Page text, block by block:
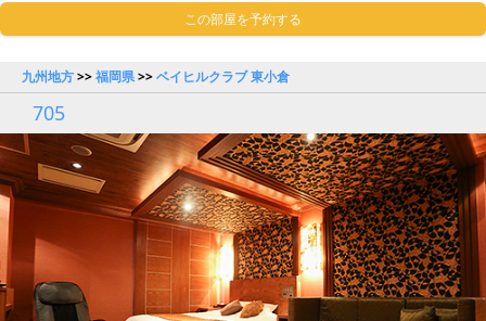
この部屋を予約する
九州地方>>福岡県>>ベイヒルクラブ 東小倉
705